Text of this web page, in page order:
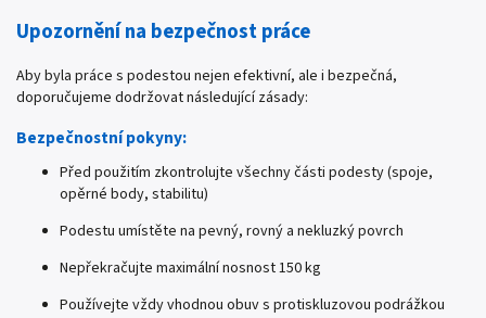
Upozornění na bezpečnost práce
Aby byla práce s podestou nejen efektivní, ale i bezpečná,
doporučujeme dodržovat následující zásady:
Bezpečnostní pokyny:
Před použitím zkontrolujte všechny části podesty (spoje,
opěrné body, stabilitu)
Podestu umístěte na pevný, rovný a nekluzký povrch
Nepřekračujte maximální nosnost 150 kg
Používejte vždy vhodnou obuv s protiskluzovou podrážkou